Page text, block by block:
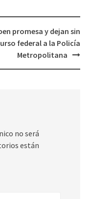
promesa y dejan sin
federal a la Policía
Metropolitana
no será
están